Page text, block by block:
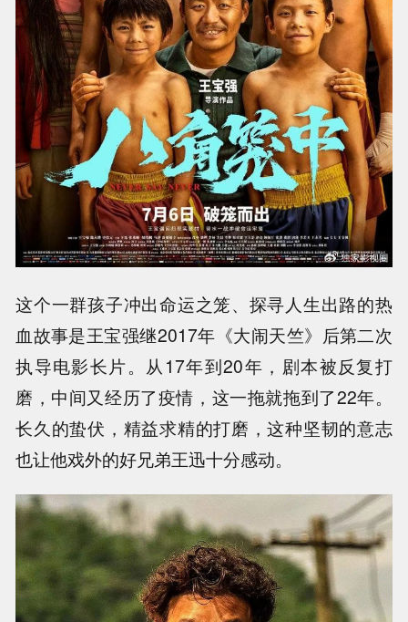
这个一群孩子冲出命运之笼、探寻人生出路的热
血故事是王宝强继2017年《大闹天竺》后第二次
执导电影长片。从17年到20年，剧本被反复打
磨，中间又经历了疫情，这一拖就拖到了22年。
长久的蛰伏，精益求精的打磨，这种坚韧的意志
也让他戏外的好兄弟王迅十分感动。